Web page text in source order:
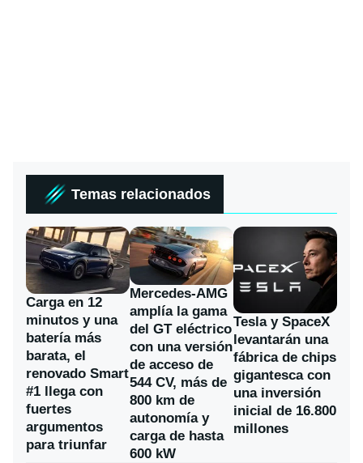
Temas relacionados
Carga en 12
minutos y una
batería más
barata, el
renovado Smart
#1 llega con
fuertes
argumentos
para triunfar
Mercedes-AMG
amplía la gama
del GT eléctrico
con una versión
de acceso de
544 CV, más de
800 km de
autonomía y
carga de hasta
600 kW
Tesla y SpaceX
levantarán una
fábrica de chips
gigantesca con
una inversión
inicial de 16.800
millones